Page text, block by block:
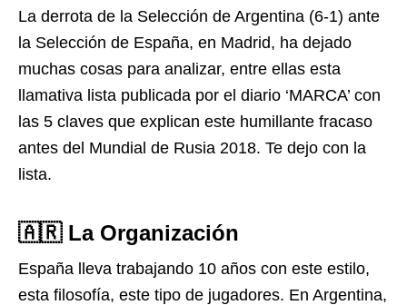
La derrota de la Selección de Argentina (6-1) ante
la Selección de España, en Madrid, ha dejado
muchas cosas para analizar, entre ellas esta
llamativa lista publicada por el diario ‘MARCA’ con
las 5 claves que explican este humillante fracaso
antes del Mundial de Rusia 2018. Te dejo con la
lista.
🇦🇷 La Organización
España lleva trabajando 10 años con este estilo,
esta filosofía, este tipo de jugadores. En Argentina,